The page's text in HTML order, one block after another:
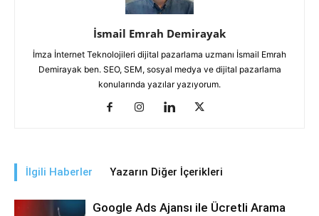
İsmail Emrah Demirayak
İmza İnternet Teknolojileri dijital pazarlama uzmanı İsmail Emrah
Demirayak ben. SEO, SEM, sosyal medya ve dijital pazarlama
konularında yazılar yazıyorum.
İlgili Haberler Yazarın Diğer İçerikleri
Google Ads Ajansı ile Ücretli Arama